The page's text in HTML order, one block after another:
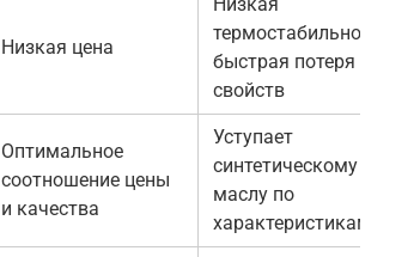
Низкая цена
термостабильность,
быстрая потеря
свойств
Оптимальное
соотношение цены
и качества
Уступает
синтетическому
маслу по
характеристикам